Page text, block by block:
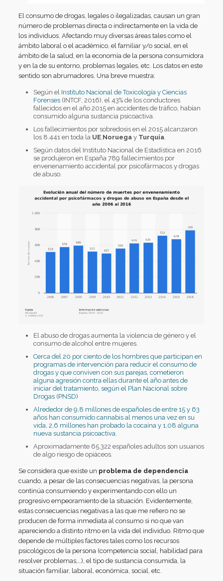
El consumo de drogas, legales o ilegalizadas, causan un gran
número de problemas directa o indirectamente en la vida de
los individuos. Afectando muy diversas áreas tales como el
ámbito laboral o el académico, el familiar y/o social, en el
ámbito de la salud, en la economía de la persona consumidora
y en la de su entorno, problemas legales, etc. Los datos en este
sentido son abrumadores. Una breve muestra:
Según el Instituto Nacional de Toxicología y Ciencias
Forenses (INTCF, 2016), el 43% de los conductores
fallecidos en el año 2015 en accidentes de tráfico, habían
consumido alguna sustancia psicoactiva.
Los fallecimientos por sobredosis en el 2015 alcanzaron
los 8.441 en toda la UE Noruega y Turquía
Según datos del Instituto Nacional de Estadística en 2016
se produjeron en España 789 fallecimientos por
envenenamiento accidental por psicofármacos y drogas
de abuso.
El abuso de drogas aumenta la violencia de género y el
consumo de alcohol entre mujeres.
Cerca del 20 por ciento de los hombres que participan en
programas de intervención para reducir el consumo de
drogas y que conviven con sus parejas, cometieron
alguna agresión contra ellas durante el año antes de
iniciar del tratamiento, según el Plan Nacional sobre
Drogas (PNSD)
Alrededor de 9,8 millones de españoles de entre 15 y 63
años han consumido cannabis al menos una vez en su
vida, 2,6 millones han probado la cocaína y 1,08 alguna
nueva sustancia psicoactiva.
Aproximadamente 65.322 españoles adultos son usuarios
de algo riesgo de opiáceos.
Se considera que existe un problema de dependencia
cuando, a pesar de las consecuencias negativas, la persona
continúa consumiendo y experimentando con ello un
progresivo empeoramiento de la situación. Evidentemente,
estas consecuencias negativas a las que me refiero no se
producen de forma inmediata al consumo si no que van
apareciendo a distinto ritmo en la vida del individuo. Ritmo que
depende de múltiples factores tales como los recursos
psicológicos de la persona (competencia social, habilidad para
resolver problemas,…), el tipo de sustancia consumida, la
situación familiar, laboral, económica, social, etc.